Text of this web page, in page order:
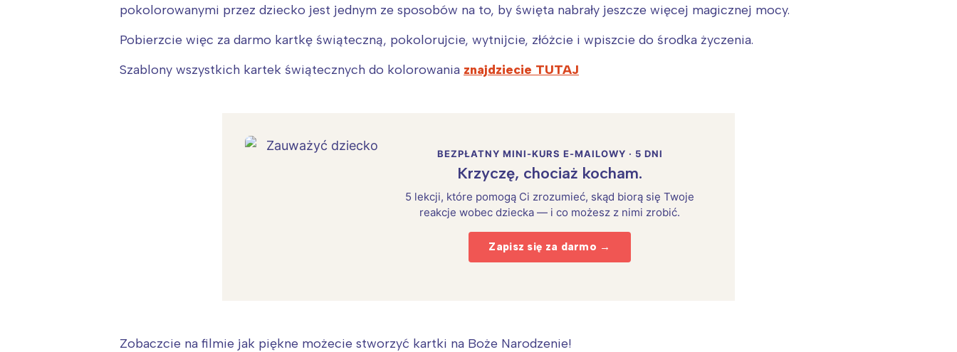
pokolorowanymi przez dziecko jest jednym ze sposobów na to, by święta nabrały jeszcze więcej magicznej mocy.
Pobierzcie więc za darmo kartkę świąteczną, pokolorujcie, wytnijcie, złóżcie i wpiszcie do środka życzenia.
Szablony wszystkich kartek świątecznych do kolorowania znajdziecie TUTAJ
BEZPŁATNY MINI-KURS E-MAILOWY · 5 DNI
Krzyczę, chociaż kocham.
5 lekcji, które pomogą Ci zrozumieć, skąd biorą się Twoje
reakcje wobec dziecka — i co możesz z nimi zrobić.
Zapisz się za darmo →
Zobaczcie na filmie jak piękne możecie stworzyć kartki na Boże Narodzenie!